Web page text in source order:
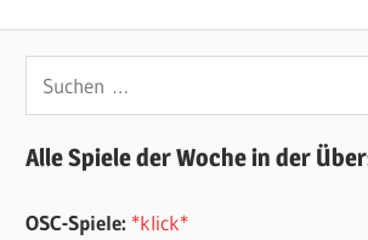
Alle Spiele der Woche in der
OSC-Spiele: *klick*